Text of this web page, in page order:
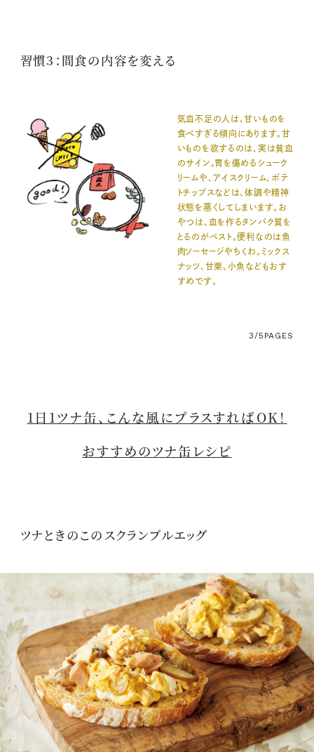
習慣3：間食の内容を変える
気血不足の人は、甘いものを
食べすぎる傾向にあります。甘
いものを欲するのは、実は貧血
のサイン。胃を傷めるシューク
リームや、アイスクリーム、ポテ
トチップスなどは、体調や精神
状態を悪くしてしまいます。お
やつは、血を作るタンパク質を
とるのがベスト。便利なのは魚
肉ソーセージやちくわ。ミックス
ナッツ、甘栗、小魚などもおす
すめです。
3/5 PAGES
1日1ツナ缶、こんな風にプラスすればOK！
おすすめのツナ缶レシピ
ツナときのこのスクランブルエッグ